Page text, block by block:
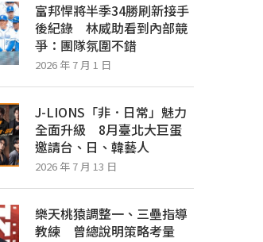
富邦悍將半季34勝刷新接手
後紀錄 林威助看到內部競
爭：團隊氛圍不錯
2026 年 7 月 1 日
J-LIONS「非．日常」魅力
全面升級 8月臺北大巨蛋
邀請台、日、韓藝人
2026 年 7 月 13 日
樂天桃猿調整一、三壘指導
教練 曾總說明策略考量